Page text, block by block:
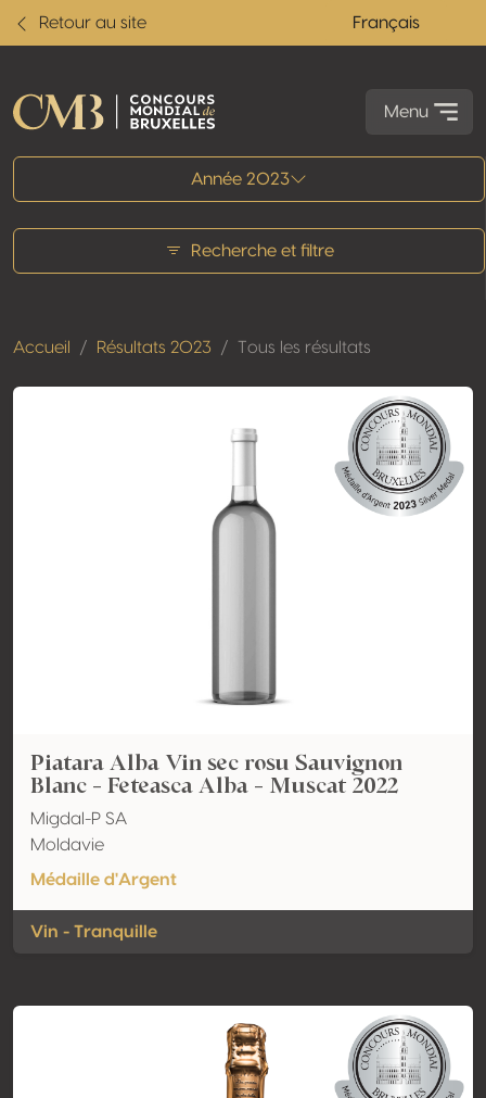
Retour au site Français
Menu
Année 2023
Recherche et filtre
Accueil Résultats 2023 Tous les résultats
Piatara Alba Vin sec rosu Sauvignon
Blanc - Feteasca Alba - Muscat 2022
Migdal-P SA
Moldavie
Médaille d'Argent
Vin - Tranquille